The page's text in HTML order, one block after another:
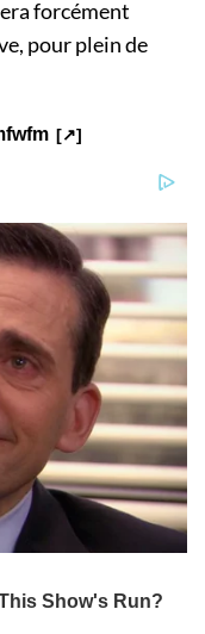
forcément
pour plein de